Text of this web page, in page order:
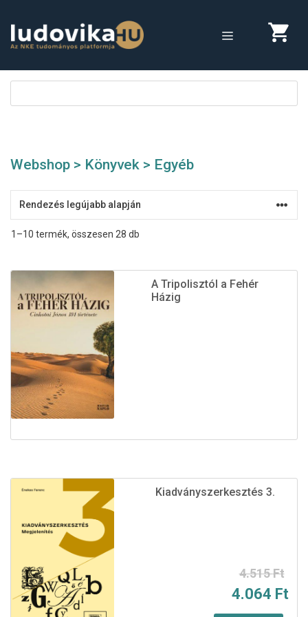
tartalomba
MENÜ
Webshop > Könyvek > Egyéb
1–10 termék, összesen 28 db
A Tripolisztól a Fehér
Házig
Kiadványszerkesztés 3.
4.515Ft
4.064 Ft